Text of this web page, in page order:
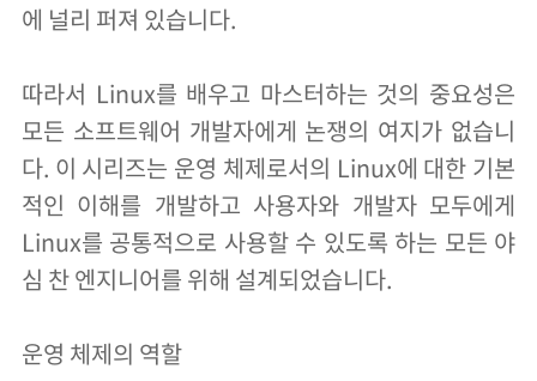
에 널리 퍼져 있습니다.
따라서 Linux를 배우고 마스터하는 것의 중요성은
모든 소프트웨어 개발자에게 논쟁의 여지가 없습니
다. 이 시리즈는 운영 체제로서의 Linux에 대한 기본
적인 이해를 개발하고 사용자와 개발자 모두에게
Linux를 공통적으로 사용할 수 있도록 하는 모든 야
심 찬 엔지니어를 위해 설계되었습니다.
운영 체제의 역할